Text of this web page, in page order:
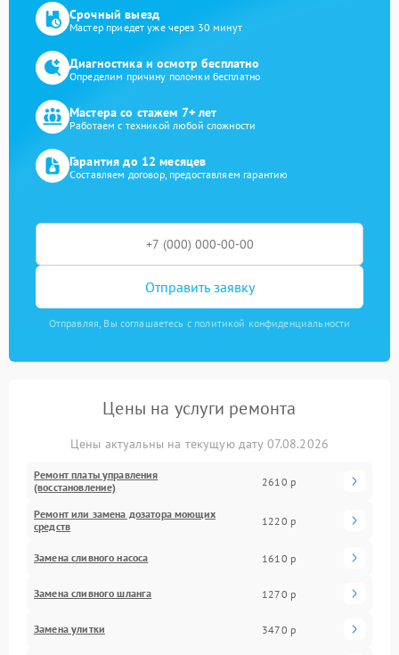
Срочный выезд
Мастер приедет уже через 30 минут
Диагностика и осмотр бесплатно
Определим причину поломки бесплатно
Мастера со стажем 7+ лет
Работаем с техникой любой сложности
Гарантия до 12 месяцев
Составляем договор, предоставляем гарантию
Отправить заявку
Отправляя, Вы соглашаетесь с политикой конфиденциальности
Цены на услуги ремонта
Цены актуальны на текущую дату 07.08.2026
Ремонт платы управления
(восстановление)
2610 р
Ремонт или замена дозатора моющих
средств
1220 р
Замена сливного насоса 1610 р
Замена сливного шланга 1270 р
Замена улитки 3470 р